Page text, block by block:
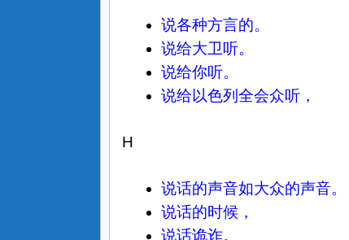
说各种方言的。
说给大卫听。
说给你听。
说给以色列全会众听，
H
说话的声音如大众的声音。
说话的时候，
说话诡诈。